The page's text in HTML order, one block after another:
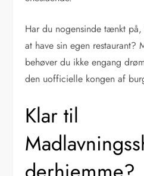
Har du nogensinde tænkt
at have sin egen restaurant?
behøver du ikke engang
den uofficielle kongen af
Klar til